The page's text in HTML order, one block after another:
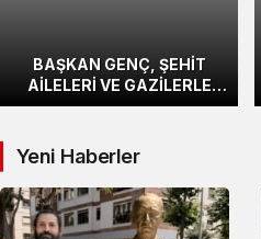
BAŞKAN GENÇ, ŞEHİT
AİLELERİ VE GAZİLERLE
İFTAR SOFRASINDA
Yeni Haberler